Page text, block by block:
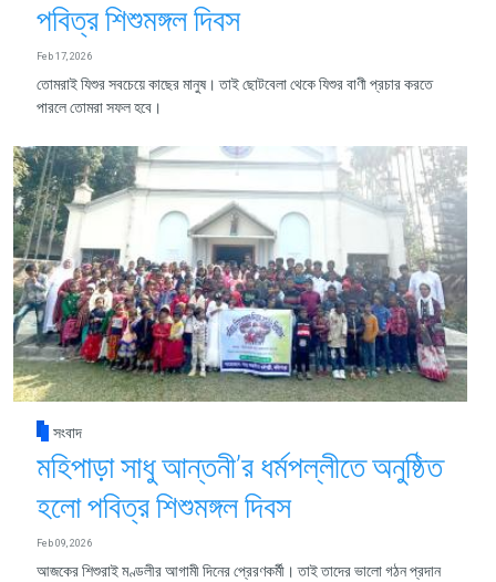
পবিত্র শিশুমঙ্গল দিবস
Feb 17, 2026
তোমরাই যিশুর সবচেয়ে কাছের মানুষ। তাই ছোটবেলা থেকে যিশুর বাণী প্রচার করতে
পারলে তোমরা সফল হবে।
সংবাদ
মহিপাড়া সাধু আন্তনী’র ধর্মপল্লীতে অনুষ্ঠিত
হলো পবিত্র শিশুমঙ্গল দিবস
Feb 09, 2026
আজকের শিশুরাই মণ্ডলীর আগামী দিনের প্রেরণকর্মী। তাই তাদের ভালো গঠন প্রদান